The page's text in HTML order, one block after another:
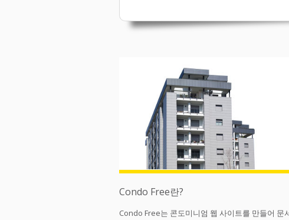
Condo Free란?
Condo Free는 콘도미니엄 웹 사이트를 만들어 문